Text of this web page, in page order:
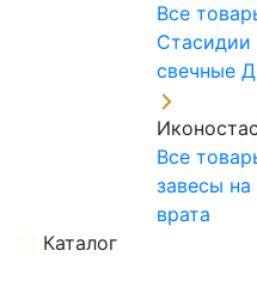
Все
Стасидии
свечные
Все
завесы на
врата
Каталог